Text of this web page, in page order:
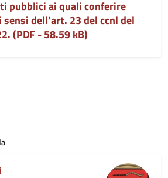
pubblici ai quali conferire
sensi dell’art. 23 del ccnl del
(PDF - 58.59 kB)